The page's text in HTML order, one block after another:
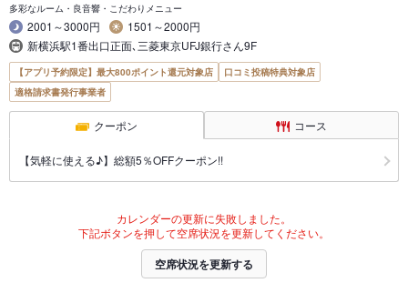
多彩なルーム・良音響・こだわりメニュー
2001～3000円
1501～2000円
新横浜駅1番出口正面､三菱東京UFJ銀行さん9F
【アプリ予約限定】最大800ポイント還元対象店
口コミ投稿特典対象店
適格請求書発行事業者
クーポン コース
【気軽に使える♪】総額5％OFFクーポン!!
カレンダーの更新に失敗しました。
下記ボタンを押して空席状況を更新してください。
空席状況を更新する